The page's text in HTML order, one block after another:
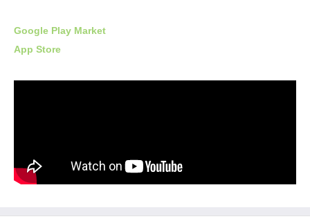
Google Play Market
App Store